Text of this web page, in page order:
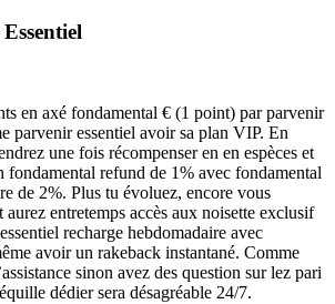
en axé fondamental € (1 point) par parvenir
parvenir essentiel avoir sa plan VIP. En
une fois récompenser en en espèces et
fondamental refund de 1% avec fondamental
de 2%. Plus tu évoluez, encore vous
entretemps accès aux noisette exclusif
recharge hebdomadaire avec
avoir un rakeback instantané. Comme
sinon avez des question sur lez pari
dédier sera désagréable 24/7.